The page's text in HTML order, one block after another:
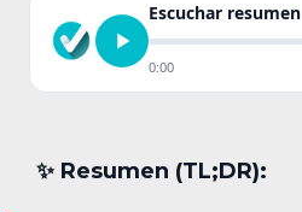
Escuchar resumen
0:00
✨︎ Resumen (TL;DR):